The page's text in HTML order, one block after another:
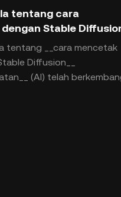
tentang cara
Stable
tentang __cara mencetak
Diffusion__
(AI) telah
2023, ChatGPT meng